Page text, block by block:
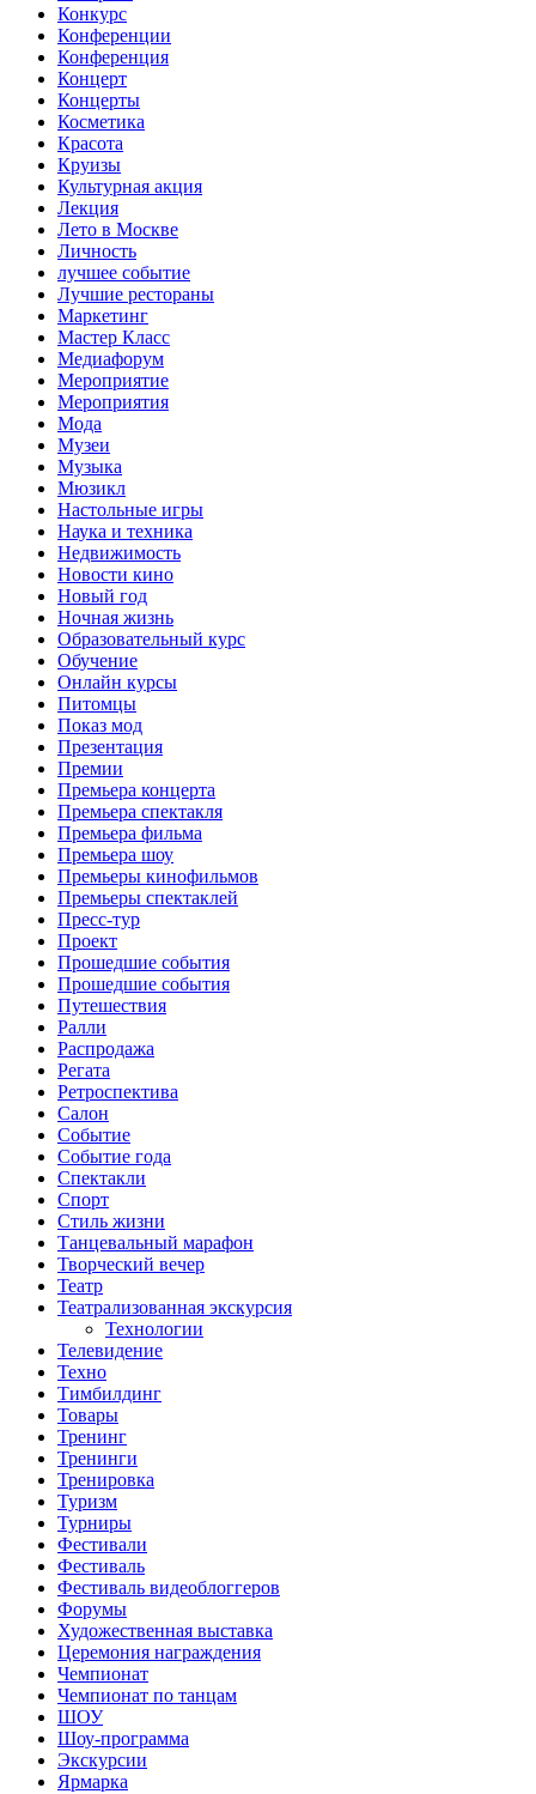
Конкурс
Конференции
Конференция
Концерт
Концерты
Косметика
Красота
Круизы
Культурная акция
Лекция
Лето в Москве
Личность
лучшее событие
Лучшие рестораны
Маркетинг
Мастер Класс
Медиафорум
Мероприятие
Мероприятия
Мода
Музеи
Музыка
Мюзикл
Настольные игры
Наука и техника
Недвижимость
Новости кино
Новый год
Ночная жизнь
Образовательный курс
Обучение
Онлайн курсы
Питомцы
Показ мод
Презентация
Премии
Премьера концерта
Премьера спектакля
Премьера фильма
Премьера шоу
Премьеры кинофильмов
Премьеры спектаклей
Пресс-тур
Проект
Прошедшие события
Прошедшие события
Путешествия
Ралли
Распродажа
Регата
Ретроспектива
Салон
Событие
Событие года
Спектакли
Спорт
Стиль жизни
Танцевальный марафон
Творческий вечер
Театр
Театрализованная экскурсия
Технологии
Телевидение
Техно
Тимбилдинг
Товары
Тренинг
Тренинги
Тренировка
Туризм
Турниры
Фестивали
Фестиваль
Фестиваль видеоблоггеров
Форумы
Художественная выставка
Церемония награждения
Чемпионат
Чемпионат по танцам
ШОУ
Шоу-программа
Экскурсии
Ярмарка